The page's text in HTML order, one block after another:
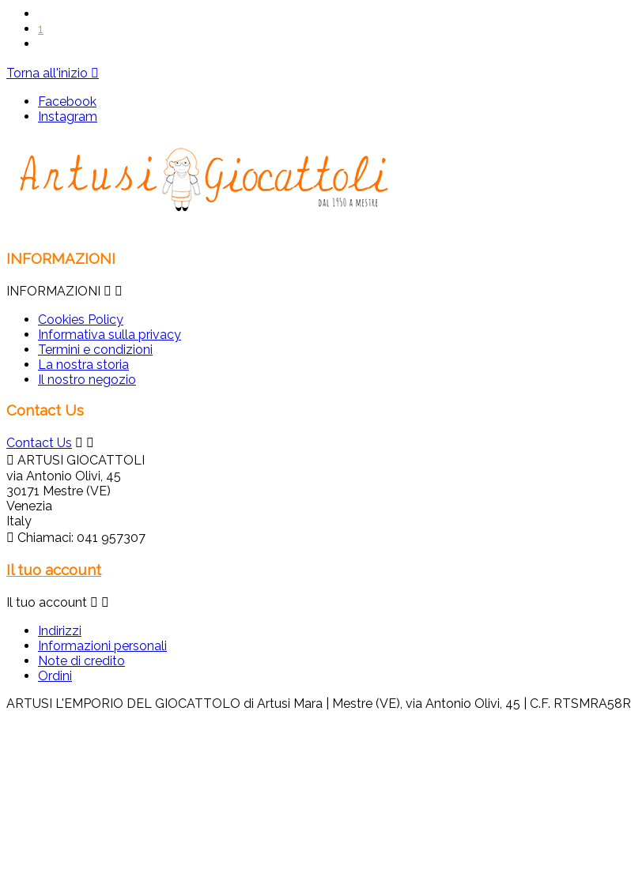
1
Torna all'inizio 
Facebook
Instagram
INFORMAZIONI
INFORMAZIONI  
Cookies Policy
Informativa sulla privacy
Termini e condizioni
La nostra storia
Il nostro negozio
Contact Us
Contact Us  
 ARTUSI GIOCATTOLI
via Antonio Olivi, 45
30171 Mestre (VE)
Venezia
Italy
 Chiamaci: 041 957307
Il tuo account
Il tuo account  
Indirizzi
Informazioni personali
Note di credito
Ordini
ARTUSI L'EMPORIO DEL GIOCATTOLO di Artusi Mara | Mestre (VE), via Antonio Olivi, 45 | C.F.